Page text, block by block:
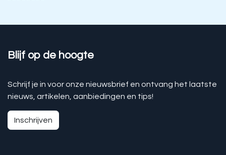
Blijf op de hoogte
Schrijf je in voor onze nieuwsbrief en ontvang het laatste
nieuws, artikelen, aanbiedingen en tips!
Inschrijven